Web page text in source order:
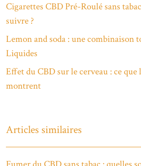
Cigarettes CBD Pré-Roulé sans
suivre ?
Lemon and soda : une combinaison
Liquides
Effet du CBD sur le cerveau : ce que
montrent
Articles similaires